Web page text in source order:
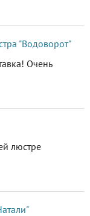
"Водоворот"
Очень
люстре